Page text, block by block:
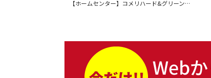
【ホームセンター】コメリハード&グリーン上東店まで670ｍ